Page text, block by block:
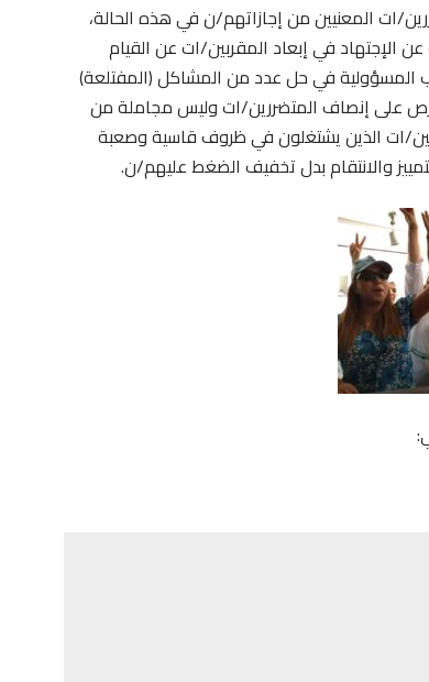
ات المعنيين من إجازاتهم/ن في هذه الحالة،
الإجتهاد في إبعاد المقربين/ات عن القيام
المسؤولية في حل عدد من المشاكل (المفتلعة)
على إنصاف المتضررين/ات وليس مجاملة من
ات الذين يشتغلون في ظروف قاسية وصعبة
والانتقام بدل تخفيف الضغط عليهم/ن.